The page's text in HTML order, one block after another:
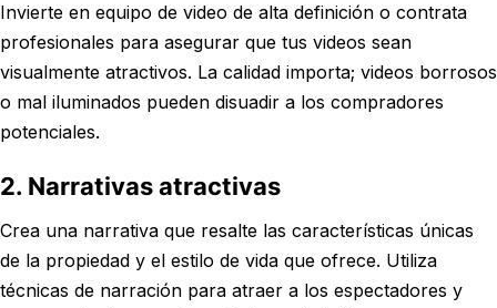
Invierte en equipo de video de alta definición o contrata
profesionales para asegurar que tus videos sean
visualmente atractivos. La calidad importa; videos borrosos
o mal iluminados pueden disuadir a los compradores
potenciales.
2. Narrativas atractivas
Crea una narrativa que resalte las características únicas
de la propiedad y el estilo de vida que ofrece. Utiliza
técnicas de narración para atraer a los espectadores y